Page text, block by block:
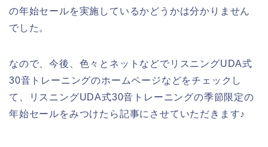
の年始セールを実施しているかどうかは分かりません
でした。
なので、今後、色々とネットなどでリスニングUDA式
30音トレーニングのホームページなどをチェックし
て、リスニングUDA式30音トレーニングの季節限定の
年始セールをみつけたら記事にさせていただきます♪